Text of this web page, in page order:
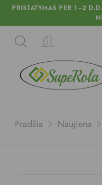
PRISTATYMAS PER 1–2
Pradžia Naujiena